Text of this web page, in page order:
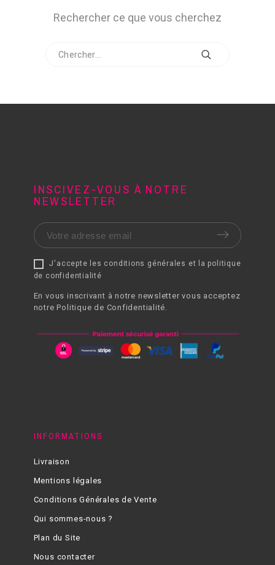
Rechercher ce que vous cherchez
INSCIVEZ-VOUS À NOTRE
NEWSLETTER
J'accepte les conditions générales et la politique
de confidentialité
En vous inscrivant à notre newsletter vous acceptez
notre Politique de Confidentialité.
INFORMATIONS
Livraison
Mentions légales
Conditions Générales de Vente
Qui sommes-nous ?
Plan du Site
Nous contacter